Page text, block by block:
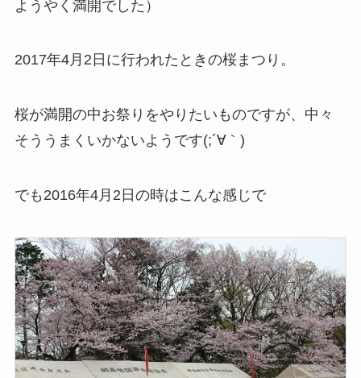
ようやく満開でした）
2017年4月2日に行われたときの桜まつり。
桜が満開の中お祭りをやりたいものですが、中々
そううまくいかないようです(;´∀｀)
でも2016年4月2日の時はこんな感じで